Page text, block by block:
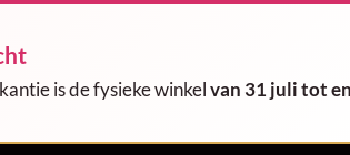
is de fysieke winkelvan 31 juli tot